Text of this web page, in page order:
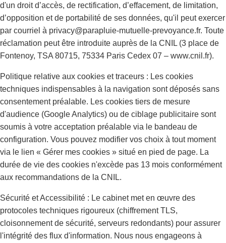
d'un droit d’accès, de rectification, d’effacement, de limitation,
d’opposition et de portabilité de ses données, qu'il peut exercer
par courriel à privacy@parapluie-mutuelle-prevoyance.fr. Toute
réclamation peut être introduite auprès de la CNIL (3 place de
Fontenoy, TSA 80715, 75334 Paris Cedex 07 – www.cnil.fr).
Politique relative aux cookies et traceurs : Les cookies
techniques indispensables à la navigation sont déposés sans
consentement préalable. Les cookies tiers de mesure
d'audience (Google Analytics) ou de ciblage publicitaire sont
soumis à votre acceptation préalable via le bandeau de
configuration. Vous pouvez modifier vos choix à tout moment
via le lien « Gérer mes cookies » situé en pied de page. La
durée de vie des cookies n'excède pas 13 mois conformément
aux recommandations de la CNIL.
Sécurité et Accessibilité : Le cabinet met en œuvre des
protocoles techniques rigoureux (chiffrement TLS,
cloisonnement de sécurité, serveurs redondants) pour assurer
l'intégrité des flux d'information. Nous nous engageons à